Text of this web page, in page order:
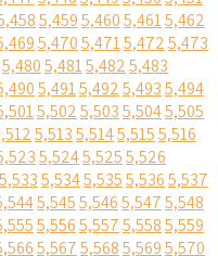
5,4595,4605,4615,462
5,4705,4715,4725,473
5,4805,4815,4825,483
5,4915,4925,4935,494
5,5025,5035,5045,505
5,5135,5145,5155,516
5,5245,5255,526
5,5335,5345,5355,5365,537
5,5455,5465,5475,548
5,5565,5575,5585,559
5,5675,5685,5695,570